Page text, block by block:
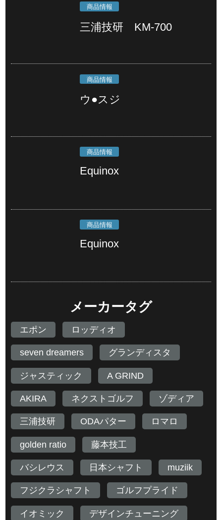
商品情報
三浦技研 KM-700
商品情報
ウ●スジ
商品情報
Equinox
商品情報
Equinox
メーカータグ
エポン ロッディオ
seven dreamers グランディスタ
ジャスティック A GRIND
AKIRA ネクストゴルフ ゾディア
三浦技研 ODAパター ロマロ
golden ratio 藤本技工
バシレウス 日本シャフト muziik
フジクラシャフト ゴルフプライド
イオミック デザインチューニング